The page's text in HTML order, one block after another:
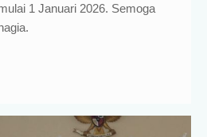
1 Januari 2026. Semoga